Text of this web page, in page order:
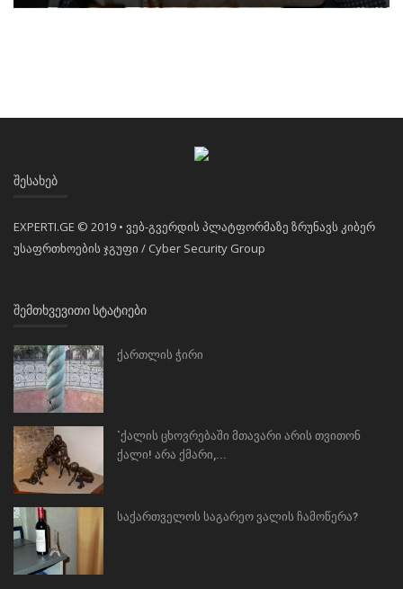
ᲨᲔᲡᲐᲮᲔᲑ
EXPERTI.GE © 2019 • ვებ-გვერდის პლატფორმაზე ზრუნავს კიბერ
უსაფრთხოების ჯგუფი / Cyber Security Group
ᲨᲔᲛᲗᲮᲕᲔᲕᲘᲗᲘ ᲡᲢᲐᲢᲘᲔᲑᲘ
ქართლის ჭირი
`ქალის ცხოვრებაში მთავარი არის თვითონ
ქალი! არა ქმარი,...
საქართველოს საგარეო ვალის ჩამოწერა?